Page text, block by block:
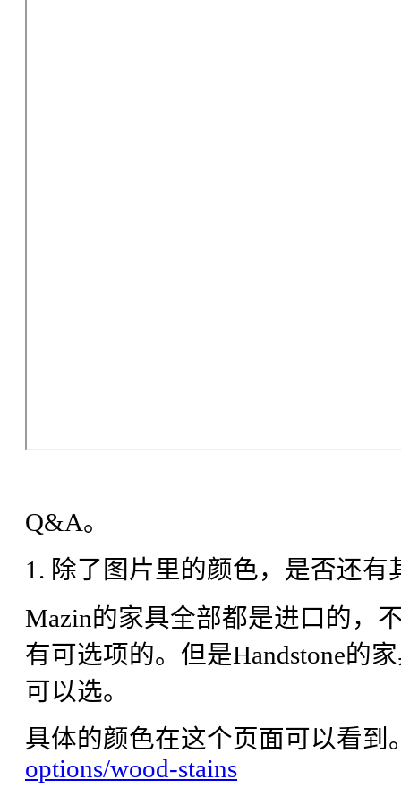
Q&A。
1. 除了图片里的颜色，是否还有
Mazin的家具全部都是进口的，
有可选项的。但是Handstone的
可以选。
具体的颜色在这个页面可以看到
options/wood-stains